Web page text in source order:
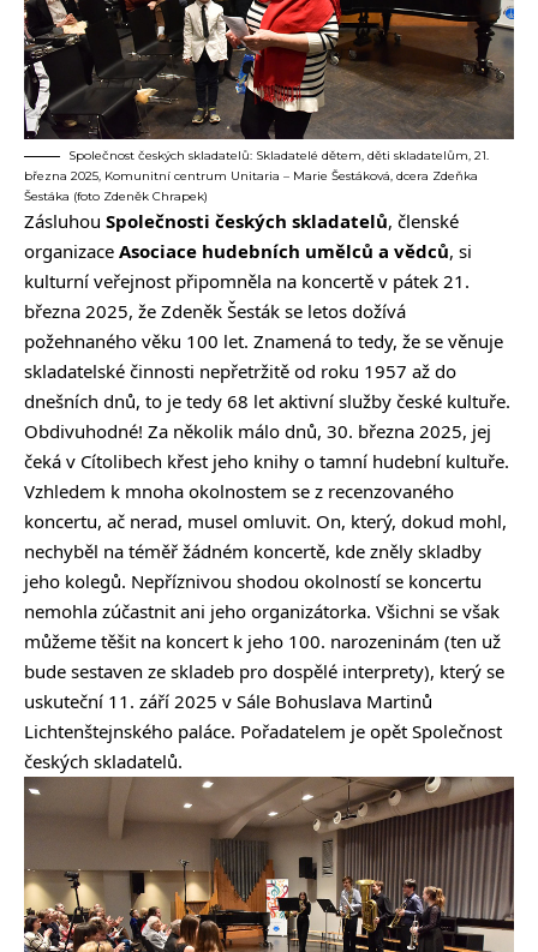
Společnost českých skladatelů: Skladatelé dětem, děti skladatelům, 21.
března 2025, Komunitní centrum Unitaria – Marie Šestáková, dcera Zdeňka
Šestáka (foto Zdeněk Chrapek)
Zásluhou Společnosti českých skladatelů, členské
organizace Asociace hudebních umělců a vědců, si
kulturní veřejnost připomněla na koncertě v pátek 21.
března 2025, že Zdeněk Šesták se letos dožívá
požehnaného věku 100 let. Znamená to tedy, že se věnuje
skladatelské činnosti nepřetržitě od roku 1957 až do
dnešních dnů, to je tedy 68 let aktivní služby české kultuře.
Obdivuhodné! Za několik málo dnů, 30. března 2025, jej
čeká v Cítolibech křest jeho knihy o tamní hudební kultuře.
Vzhledem k mnoha okolnostem se z recenzovaného
koncertu, ač nerad, musel omluvit. On, který, dokud mohl,
nechyběl na téměř žádném koncertě, kde zněly skladby
jeho kolegů. Nepříznivou shodou okolností se koncertu
nemohla zúčastnit ani jeho organizátorka. Všichni se však
můžeme těšit na koncert k jeho 100. narozeninám (ten už
bude sestaven ze skladeb pro dospělé interprety), který se
uskuteční 11. září 2025 v Sále Bohuslava Martinů
Lichtenštejnského paláce. Pořadatelem je opět Společnost
českých skladatelů.